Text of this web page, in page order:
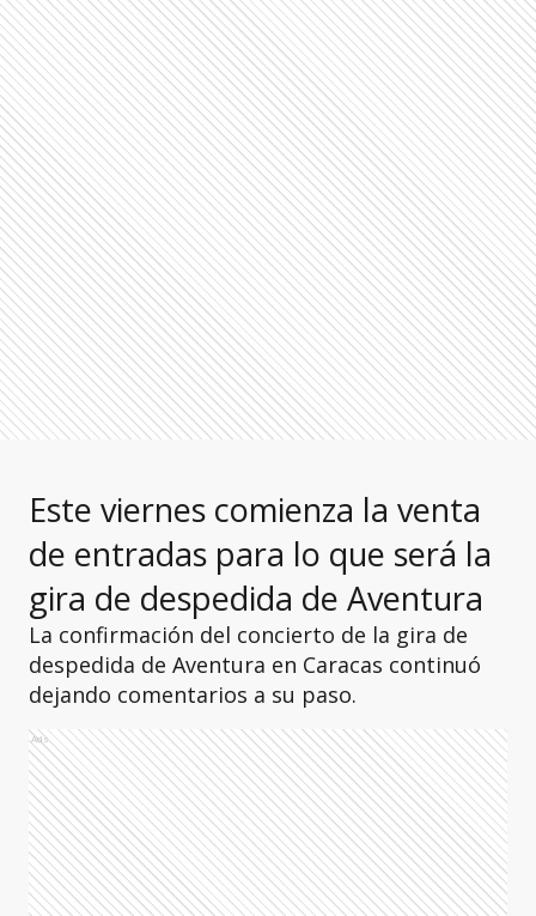
Este viernes comienza la venta
de entradas para lo que será la
gira de despedida de Aventura
La confirmación del concierto de la gira de
despedida de Aventura en Caracas continuó
dejando comentarios a su paso.
Ads